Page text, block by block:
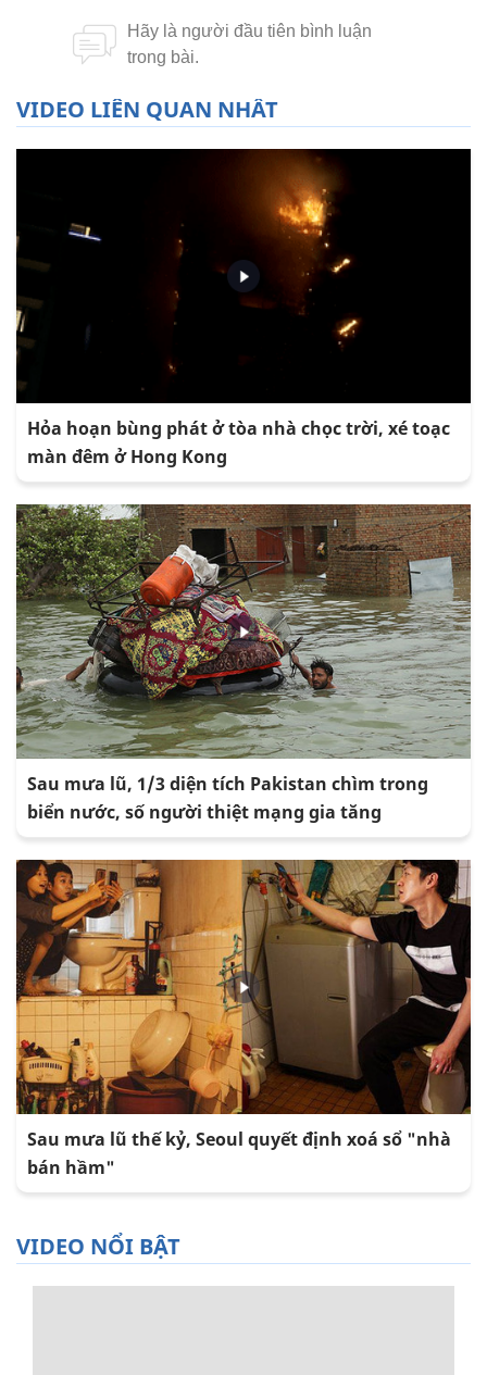
VIDEO LIÊN QUAN NHẤT
Hỏa hoạn bùng phát ở tòa nhà chọc trời, xé toạc
màn đêm ở Hong Kong
Sau mưa lũ, 1/3 diện tích Pakistan chìm trong
biển nước, số người thiệt mạng gia tăng
Sau mưa lũ thế kỷ, Seoul quyết định xoá sổ "nhà
bán hầm"
VIDEO NỔI BẬT